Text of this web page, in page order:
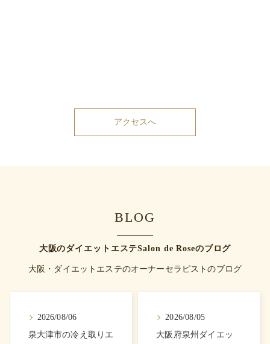
アクセスへ
大阪のダイエットエステSalon de Roseのブログ
BLOG
大阪・ダイエットエステのオーナーセラピストのブログ
2026/08/06
泉大津市の冷え取りエ
2026/08/05
大阪府泉州ダイエッ